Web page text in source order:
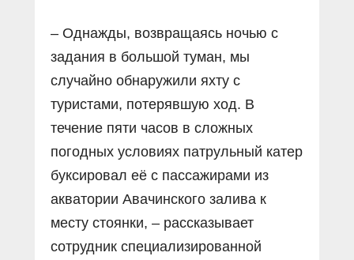
– Однажды, возвращаясь ночью с
задания в большой туман, мы
случайно обнаружили яхту с
туристами, потерявшую ход. В
течение пяти часов в сложных
погодных условиях патрульный катер
буксировал её с пассажирами из
акватории Авачинского залива к
месту стоянки, – рассказывает
сотрудник специализированной